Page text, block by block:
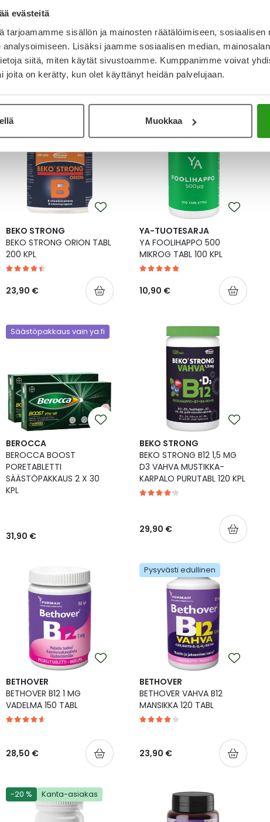
evästeitä
tarjoamamme sisällön ja mainosten räätälöimiseen,
analysoimiseen. Lisäksi jaamme sosiaalisen median,
siitä, miten käytät sivustoamme. Kumppanimme voivat
joita on kerätty, kun olet käyttänyt heidän palvelujaan.
Muokkaa
YA VITAMIINIPORETABLETTI
TYRNI 2X20 KPL
11,90 €
KPL
20,90 €
BEKO STRONG
BEKO STRONG ORION TABL
200 KPL
23,90 €
YA-TUOTESARJA
YA FOOLIHAPPO 500
MIKROG TABL 100 KPL
10,90 €
Säästöpakkaus vain ya.fi
BEROCCA
BEROCCA BOOST
PORETABLETTI
SÄÄSTÖPAKKAUS 2 X 30
KPL
31,90 €
BEKO STRONG
BEKO STRONG B12 1,5 MG
D3 VAHVA MUSTIKKA-
KARPALO PURUTABL 120 KPL
29,90 €
BETHOVER
BETHOVER B12 1 MG
VADELMA 150 TABL
28,50 €
Pysyvästi edullinen
BETHOVER
BETHOVER VAHVA B12
MANSIKKA 120 TABL
23,90 €
-20 % Kanta-asiakas